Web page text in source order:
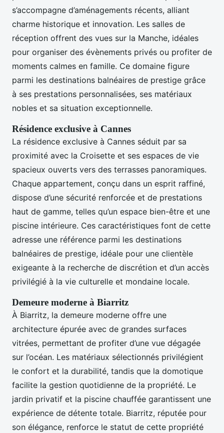
s’accompagne d’aménagements récents, alliant
charme historique et innovation. Les salles de
réception offrent des vues sur la Manche, idéales
pour organiser des évènements privés ou profiter de
moments calmes en famille. Ce domaine figure
parmi les destinations balnéaires de prestige grâce
à ses prestations personnalisées, ses matériaux
nobles et sa situation exceptionnelle.
Résidence exclusive à Cannes
La résidence exclusive à Cannes séduit par sa
proximité avec la Croisette et ses espaces de vie
spacieux ouverts vers des terrasses panoramiques.
Chaque appartement, conçu dans un esprit raffiné,
dispose d’une sécurité renforcée et de prestations
haut de gamme, telles qu’un espace bien-être et une
piscine intérieure. Ces caractéristiques font de cette
adresse une référence parmi les destinations
balnéaires de prestige, idéale pour une clientèle
exigeante à la recherche de discrétion et d’un accès
privilégié à la vie culturelle et mondaine locale.
Demeure moderne à Biarritz
À Biarritz, la demeure moderne offre une
architecture épurée avec de grandes surfaces
vitrées, permettant de profiter d’une vue dégagée
sur l’océan. Les matériaux sélectionnés privilégient
le confort et la durabilité, tandis que la domotique
facilite la gestion quotidienne de la propriété. Le
jardin privatif et la piscine chauffée garantissent une
expérience de détente totale. Biarritz, réputée pour
son élégance, renforce le statut de cette propriété